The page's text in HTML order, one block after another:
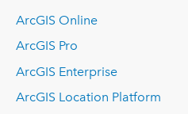
ArcGIS Online
ArcGIS Pro
ArcGIS Enterprise
ArcGIS Location Platform